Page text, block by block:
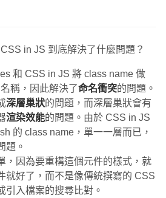
in JS 到底解決了什麼問題？
和 CSS in JS 將 class name 做
稱，因此解決了命名衝突的問題。
深層巢狀的問題，而深層巢狀會有
渲染效能的問題。由於 CSS in JS
的 class name，單一一層而已，
題。
，因為要重構這個元件的樣式，就
就好了，而不是像傳統撰寫的 CSS
引入檔案的搜尋比對。